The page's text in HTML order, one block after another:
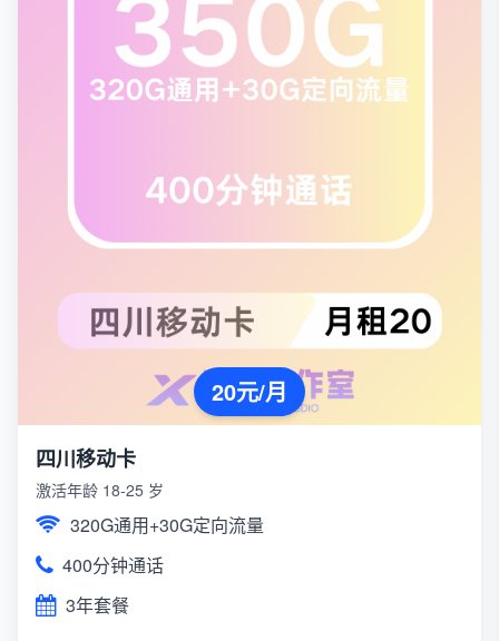
20元/月
四川移动卡
激活年龄 18-25 岁
320G通用+30G定向流量
400分钟通话
3年套餐